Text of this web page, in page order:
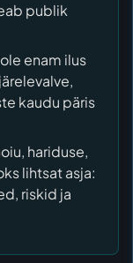
publik
enam ilus
kaudu päris
hariduse,
lihtsat asja:
riskid ja